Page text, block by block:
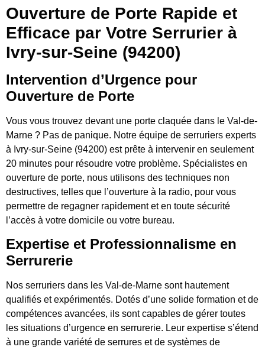
Ouverture de Porte Rapide et
Efficace par Votre Serrurier à
Ivry-sur-Seine (94200)
Intervention d’Urgence pour
Ouverture de Porte
Vous vous trouvez devant une porte claquée dans le Val-de-
Marne ? Pas de panique. Notre équipe de serruriers experts
à Ivry-sur-Seine (94200) est prête à intervenir en seulement
20 minutes pour résoudre votre problème. Spécialistes en
ouverture de porte, nous utilisons des techniques non
destructives, telles que l’ouverture à la radio, pour vous
permettre de regagner rapidement et en toute sécurité
l’accès à votre domicile ou votre bureau.
Expertise et Professionnalisme en
Serrurerie
Nos serruriers dans les Val-de-Marne sont hautement
qualifiés et expérimentés. Dotés d’une solide formation et de
compétences avancées, ils sont capables de gérer toutes
les situations d’urgence en serrurerie. Leur expertise s’étend
à une grande variété de serrures et de systèmes de